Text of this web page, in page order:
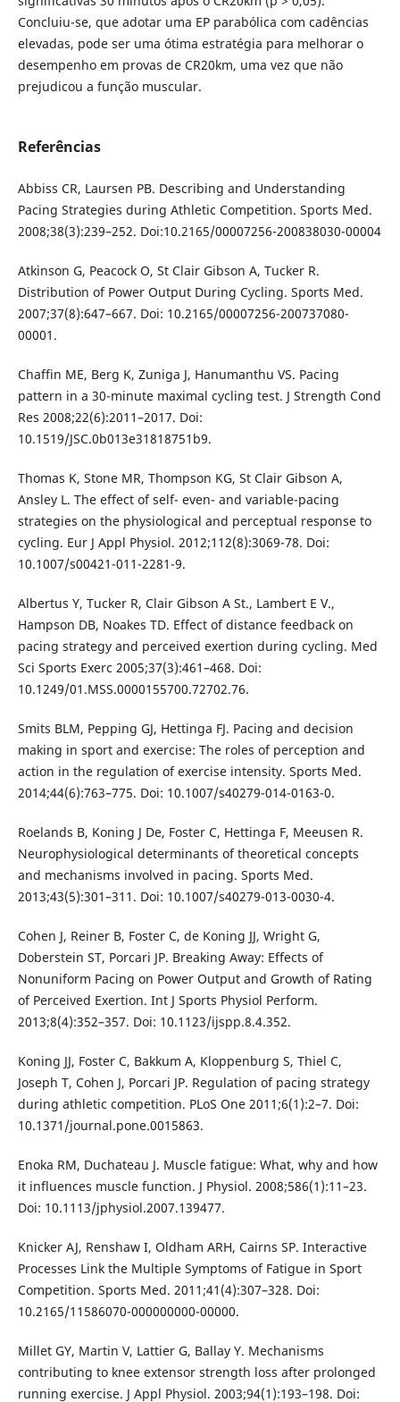
Concluiu-se, que adotar uma EP parabólica com cadências
elevadas, pode ser uma ótima estratégia para melhorar o
desempenho em provas de CR20km, uma vez que não
prejudicou a função muscular.
Referências
Abbiss CR, Laursen PB. Describing and Understanding
Pacing Strategies during Athletic Competition. Sports Med.
2008;38(3):239–252. Doi:10.2165/00007256-200838030-00004
Atkinson G, Peacock O, St Clair Gibson A, Tucker R.
Distribution of Power Output During Cycling. Sports Med.
2007;37(8):647–667. Doi: 10.2165/00007256-200737080-
00001.
Chaffin ME, Berg K, Zuniga J, Hanumanthu VS. Pacing
pattern in a 30-minute maximal cycling test. J Strength Cond
Res 2008;22(6):2011–2017. Doi:
10.1519/JSC.0b013e31818751b9.
Thomas K, Stone MR, Thompson KG, St Clair Gibson A,
Ansley L. The effect of self- even- and variable-pacing
strategies on the physiological and perceptual response to
cycling. Eur J Appl Physiol. 2012;112(8):3069-78. Doi:
10.1007/s00421-011-2281-9.
Albertus Y, Tucker R, Clair Gibson A St., Lambert E V.,
Hampson DB, Noakes TD. Effect of distance feedback on
pacing strategy and perceived exertion during cycling. Med
Sci Sports Exerc 2005;37(3):461–468. Doi:
10.1249/01.MSS.0000155700.72702.76.
Smits BLM, Pepping GJ, Hettinga FJ. Pacing and decision
making in sport and exercise: The roles of perception and
action in the regulation of exercise intensity. Sports Med.
2014;44(6):763–775. Doi: 10.1007/s40279-014-0163-0.
Roelands B, Koning J De, Foster C, Hettinga F, Meeusen R.
Neurophysiological determinants of theoretical concepts
and mechanisms involved in pacing. Sports Med.
2013;43(5):301–311. Doi: 10.1007/s40279-013-0030-4.
Cohen J, Reiner B, Foster C, de Koning JJ, Wright G,
Doberstein ST, Porcari JP. Breaking Away: Effects of
Nonuniform Pacing on Power Output and Growth of Rating
of Perceived Exertion. Int J Sports Physiol Perform.
2013;8(4):352–357. Doi: 10.1123/ijspp.8.4.352.
Koning JJ, Foster C, Bakkum A, Kloppenburg S, Thiel C,
Joseph T, Cohen J, Porcari JP. Regulation of pacing strategy
during athletic competition. PLoS One 2011;6(1):2–7. Doi:
10.1371/journal.pone.0015863.
Enoka RM, Duchateau J. Muscle fatigue: What, why and how
it influences muscle function. J Physiol. 2008;586(1):11–23.
Doi: 10.1113/jphysiol.2007.139477.
Knicker AJ, Renshaw I, Oldham ARH, Cairns SP. Interactive
Processes Link the Multiple Symptoms of Fatigue in Sport
Competition. Sports Med. 2011;41(4):307–328. Doi:
10.2165/11586070-000000000-00000.
Millet GY, Martin V, Lattier G, Ballay Y. Mechanisms
contributing to knee extensor strength loss after prolonged
running exercise. J Appl Physiol. 2003;94(1):193–198. Doi: